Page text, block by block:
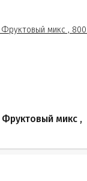
микс ,